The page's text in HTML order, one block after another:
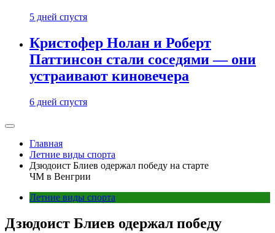
5 дней спустя
Кристофер Нолан и Роберт
Паттинсон стали соседями — они
устраивают киновечера
6 дней спустя
Главная
Летние виды спорта
Дзюдоист Блиев одержал победу на старте
ЧМ в Венгрии
Летние виды спорта
Дзюдоист Блиев одержал победу